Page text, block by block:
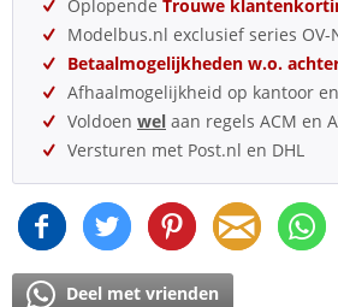
Oplopende Trouwe
Modelbus.nl exclusief series
Betaalmogelijkheden w.o.
Afhaalmogelijkheid op kantoor
Voldoen wel aan regels ACM en
Versturen met Post.nl en DHL
Deel met vrienden